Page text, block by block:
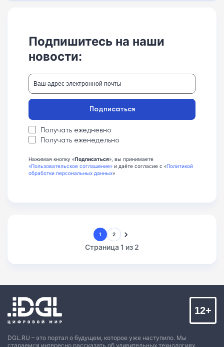
Подпишитесь на наши
новости:
Получать ежедневно
Получать еженедельно
Подписаться
Нажимая кнопку «Подписаться», вы принимаете
«Пользовательское соглашение» и даёте согласие с «Политикой
обработки персональных данных»
1 2
Страница 1 из 2
DGL.RU – это портал о будущем, которое уже наступило. Мы
стараемся интересно рассказать об удивительных технологиях,
12+